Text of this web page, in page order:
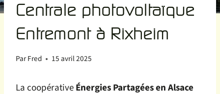
Centrale photovoltaïque
Entremont à Rixheim
Par Fred 15 avril 2025
La coopérative Énergies Partagées en Alsace